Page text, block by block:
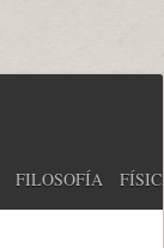
FILOSOFÍA